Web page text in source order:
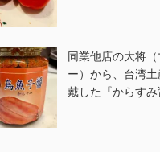
同業他店の大将（
ー）から、台湾
戴した『からすみ